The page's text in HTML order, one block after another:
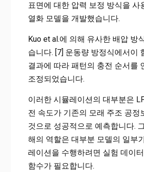
표면에 대한 압력 보정 방식을 사
열화 모델을 개발했습니다.
Kuo et al.에 의해 유사한 배압 방
습니다. [7] 운동량 방정식에서이
결과에 따라 패턴의 충전 순서를
조정되었습니다.
이러한 시뮬레이션의 대부분은
전 속도가 기존의 모래 주조 공정
것으로 성공적으로 예측합니다.
해의 역할은 대부분 모델의 일부
레이션을 수행하려면 실험 데이
함수가 필요합니다.